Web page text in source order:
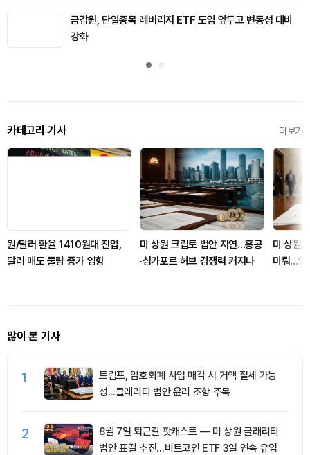
금감원, 단일종목 레버리지 ETF 도입 앞두고 변동성 대비
강화
카테고리 기사 더보기
원/달러 환율 1410원대 진입,
달러 매도 물량 증가 영향
미 상원 크립토 법안 지연…홍콩
·싱가포르 허브 경쟁력 커지나
미 상원,
미뤄…암
많이 본 기사
1
트럼프, 암호화폐 사업 매각 시 거액 절세 가능
성...클래리티 법안 윤리 조항 주목
2
8월 7일 퇴근길 팟캐스트 — 미 상원 클래리티
법안 표결 추진…비트코인 ETF 3일 연속 유입